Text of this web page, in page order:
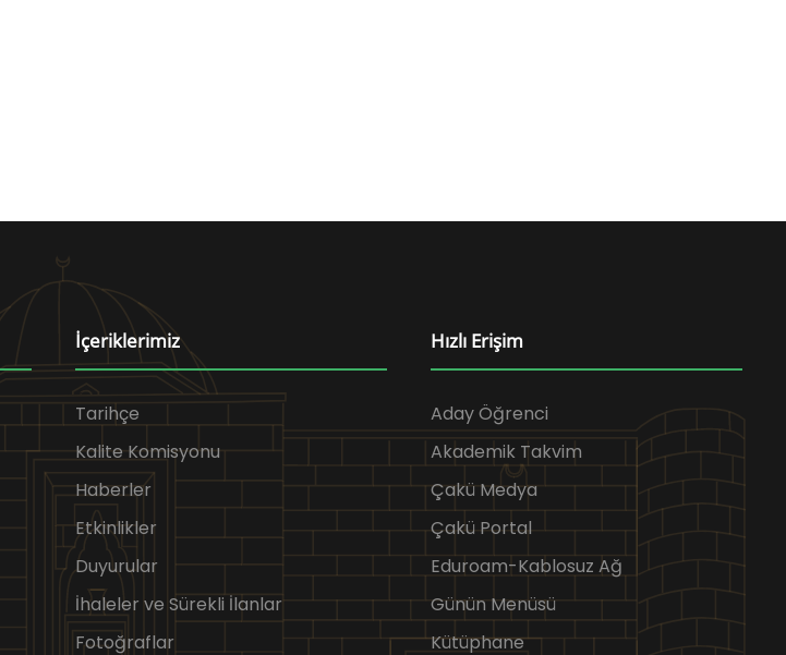
İçeriklerimiz
Tarihçe
Kalite Komisyonu
Haberler
Etkinlikler
Duyurular
İhaleler ve Sürekli İlanlar
Fotoğraflar
Hızlı Erişim
Aday Öğrenci
Akademik Takvim
Çakü Medya
Çakü Portal
Eduroam-Kablosuz Ağ
Günün Menüsü
Kütüphane